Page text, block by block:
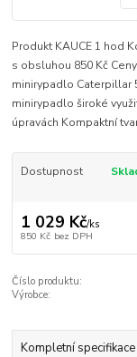
Produkt KAUCE 1 hod
s obsluhou 850 Kč
minirypadlo Caterpillar
minirypadlo široké
úpravách Kompaktní
Dostupnost
1 029 Kč/ks
850 Kč bez DPH
Číslo produktu:
Výrobce:
Kompletní specifikace